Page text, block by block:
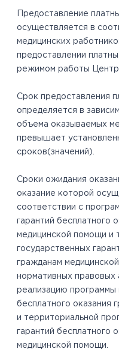
Предоставление
осуществляется в
медицинских
предоставлении
режимом работы
Срок предоставления
определяется в
объема оказываемых
превышает
сроков(значений).
Сроки ожидания
оказание которой
соответствии с
гарантий бесплатного
медицинской помощи и
государственных
гражданам
нормативных
реализацию программы
бесплатного оказания
и территориальной
гарантий бесплатного
медицинской помощи.